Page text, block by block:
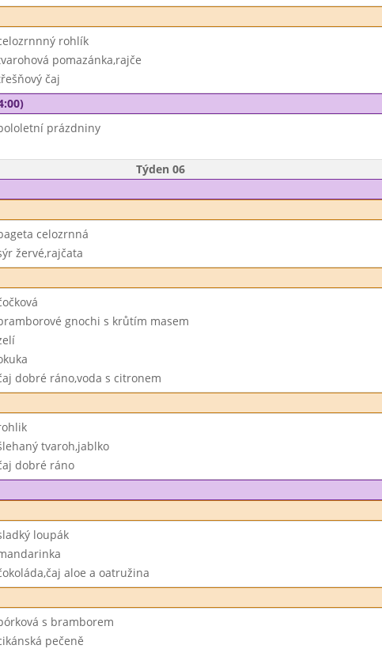
rohlík
pomazánka,rajče
čaj
prázdniny
Týden 06
celozrnná
žervé,rajčata
gnochi s krůtím masem
dobré ráno,voda s citronem
tvaroh,jablko
dobré ráno
loupák
aloe a oatružina
s bramborem
pečeně